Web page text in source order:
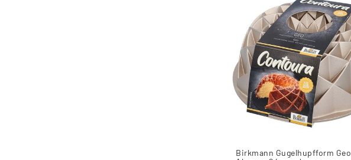
Birkmann Gugelhupfform Geo